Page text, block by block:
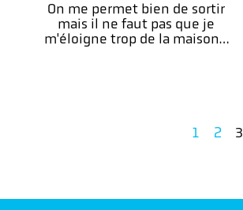
On me permet bien de sortir
mais il ne faut pas que je
m'éloigne trop de la maison…
1 2 3